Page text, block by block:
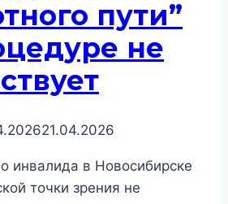
пути”
не
21.04.2026
инвалида в Новосибирске
точки зрения не